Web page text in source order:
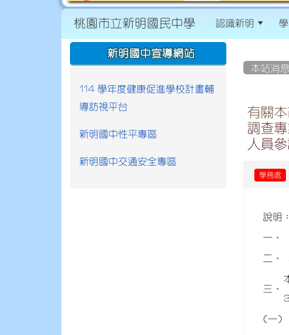
桃園市立新明國民中學 認識新明
本站消息
有關
調查
人員
學務處
說明：
一、
二、
三、
(一)
:::
新明國中宣導網站
114 學年度健康促進學校計畫輔
導訪視平台
新明國中性平專區
新明國中交通安全專區